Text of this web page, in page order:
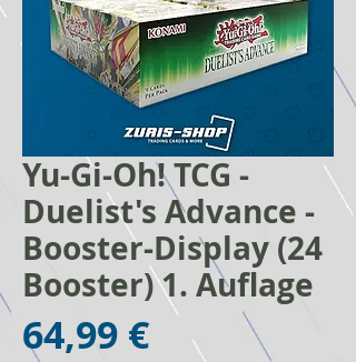
Yu-Gi-Oh! TCG -
Duelist's Advance -
Booster-Display (24
Booster) 1. Auflage
64,99 €Preis